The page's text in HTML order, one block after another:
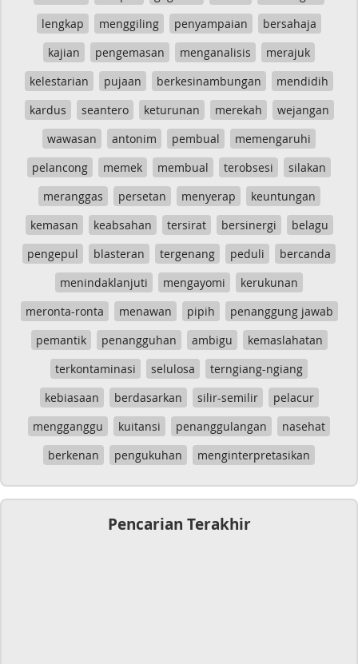
lengkap
menggiling penyampaian
bersahaja
kajian
pengemasan menganalisis
merajuk
kelestarian
pujaan berkesinambungan
mendidih
kardus
seantero keturunan merekah
wejangan
wawasan
antonim pembual
memengaruhi
pelancong
memek membual terobsesi
silakan
meranggas
persetan menyerap
keuntungan
kemasan
keabsahan tersirat bersinergi
belagu
pengepul
blasteran tergenang peduli
bercanda
menindaklanjuti
mengayomi
kerukunan
meronta-ronta
menawan pipih
penanggung jawab
pemantik
penangguhan ambigu
kemaslahatan
terkontaminasi
selulosa
terngiang-ngiang
kebiasaan
berdasarkan silir-semilir
pelacur
mengganggu
kuitansi penanggulangan
nasehat
berkenan
pengukuhan menginterpretasikan
Pencarian Terakhir